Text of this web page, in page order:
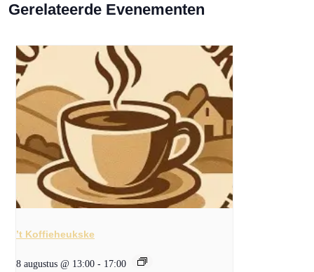
Gerelateerde Evenementen
’t Koffieheukske
8 augustus @ 13:00 - 17:00